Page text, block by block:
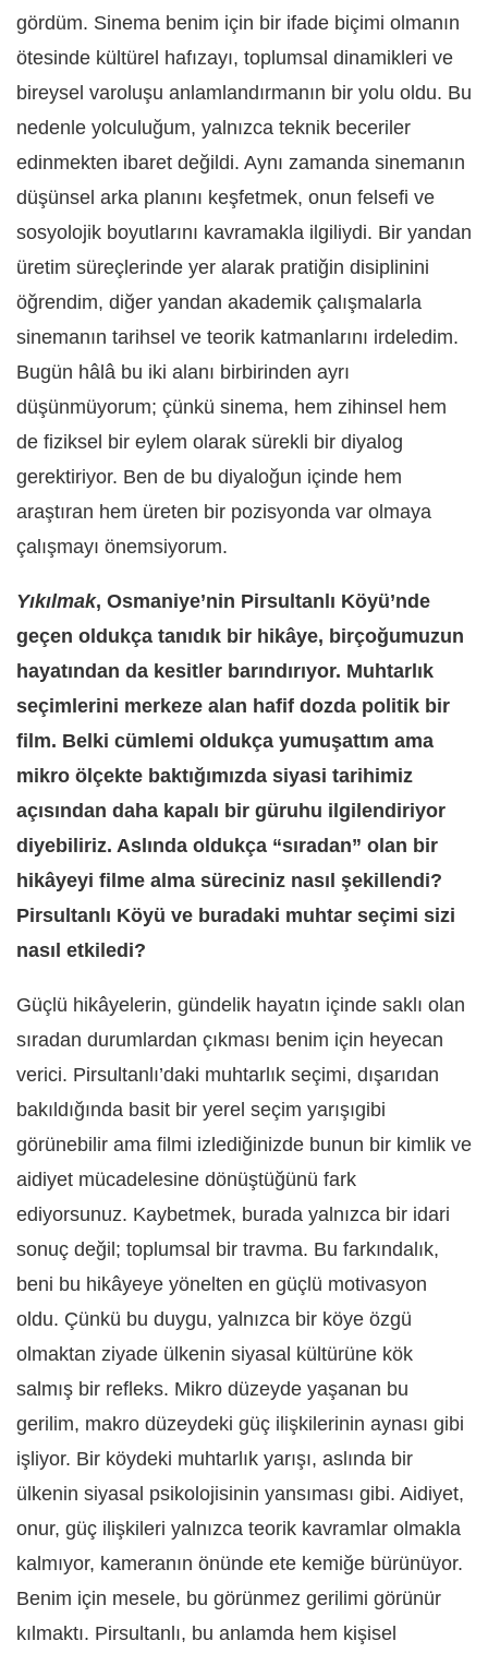
gördüm. Sinema benim için bir ifade biçimi olmanın
ötesinde kültürel hafızayı, toplumsal dinamikleri ve
bireysel varoluşu anlamlandırmanın bir yolu oldu. Bu
nedenle yolculuğum, yalnızca teknik beceriler
edinmekten ibaret değildi. Aynı zamanda sinemanın
düşünsel arka planını keşfetmek, onun felsefi ve
sosyolojik boyutlarını kavramakla ilgiliydi. Bir yandan
üretim süreçlerinde yer alarak pratiğin disiplinini
öğrendim, diğer yandan akademik çalışmalarla
sinemanın tarihsel ve teorik katmanlarını irdeledim.
Bugün hâlâ bu iki alanı birbirinden ayrı
düşünmüyorum; çünkü sinema, hem zihinsel hem
de fiziksel bir eylem olarak sürekli bir diyalog
gerektiriyor. Ben de bu diyaloğun içinde hem
araştıran hem üreten bir pozisyonda var olmaya
çalışmayı önemsiyorum.
Yıkılmak, Osmaniye’nin Pirsultanlı Köyü’nde
geçen oldukça tanıdık bir hikâye, birçoğumuzun
hayatından da kesitler barındırıyor. Muhtarlık
seçimlerini merkeze alan hafif dozda politik bir
film. Belki cümlemi oldukça yumuşattım ama
mikro ölçekte baktığımızda siyasi tarihimiz
açısından daha kapalı bir güruhu ilgilendiriyor
diyebiliriz. Aslında oldukça “sıradan” olan bir
hikâyeyi filme alma süreciniz nasıl şekillendi?
Pirsultanlı Köyü ve buradaki muhtar seçimi sizi
nasıl etkiledi?
Güçlü hikâyelerin, gündelik hayatın içinde saklı olan
sıradan durumlardan çıkması benim için heyecan
verici. Pirsultanlı’daki muhtarlık seçimi, dışarıdan
bakıldığında basit bir yerel seçim yarışıgibi
görünebilir ama filmi izlediğinizde bunun bir kimlik ve
aidiyet mücadelesine dönüştüğünü fark
ediyorsunuz. Kaybetmek, burada yalnızca bir idari
sonuç değil; toplumsal bir travma. Bu farkındalık,
beni bu hikâyeye yönelten en güçlü motivasyon
oldu. Çünkü bu duygu, yalnızca bir köye özgü
olmaktan ziyade ülkenin siyasal kültürüne kök
salmış bir refleks. Mikro düzeyde yaşanan bu
gerilim, makro düzeydeki güç ilişkilerinin aynası gibi
işliyor. Bir köydeki muhtarlık yarışı, aslında bir
ülkenin siyasal psikolojisinin yansıması gibi. Aidiyet,
onur, güç ilişkileri yalnızca teorik kavramlar olmakla
kalmıyor, kameranın önünde ete kemiğe bürünüyor.
Benim için mesele, bu görünmez gerilimi görünür
kılmaktı. Pirsultanlı, bu anlamda hem kişisel